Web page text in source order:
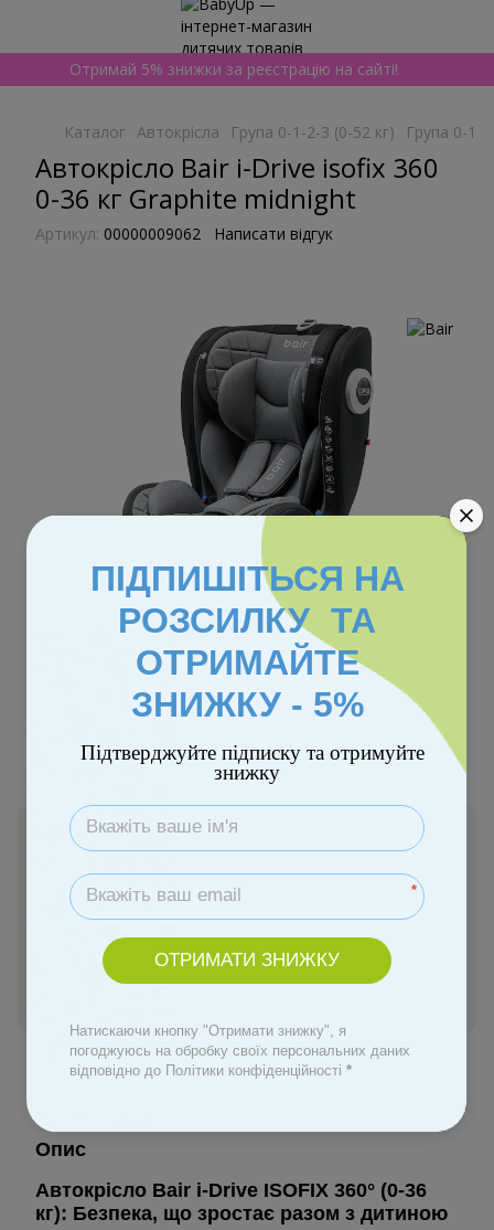
Отримай 5% знижки за реєстрацію на сайті!
Каталог Автокрісла Група 0-1-2-3 (0-52 кг) Група 0-1-
Автокрісло Bair i-Drive isofix 360
0-36 кг Graphite midnight
Артикул: 00000009062 Написати відгук
Немає в наявності
5 169 грн
Повідомити, коли з'явиться
До обраного
Опис
Автокрісло Bair i-Drive ISOFIX 360° (0-36
кг): Безпека, що зростає разом з дитиною
ПІДПИШІТЬСЯ НА
РОЗСИЛКУ ТА
ОТРИМАЙТЕ
ЗНИЖКУ - 5%
Підтверджуйте підписку та отримуйте
знижку
*
ОТРИМАТИ ЗНИЖКУ
Натискаючи кнопку "Отримати знижку", я
погоджуюсь на обробку своїх персональних даних
відповідно до Політики конфіденційності *